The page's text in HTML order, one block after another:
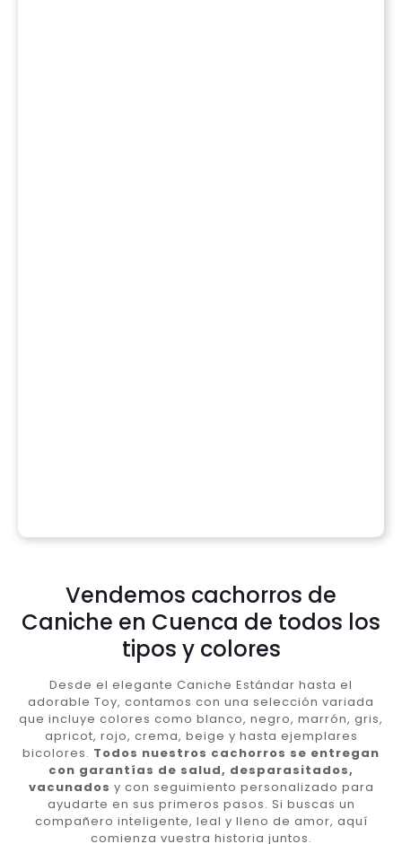
Vendemos cachorros de
Caniche en Cuenca de todos los
tipos y colores
Desde el elegante Caniche Estándar hasta el
adorable Toy, contamos con una selección variada
que incluye colores como blanco, negro, marrón, gris,
apricot, rojo, crema, beige y hasta ejemplares
bicolores. Todos nuestros cachorros se entregan
con garantías de salud, desparasitados,
vacunados y con seguimiento personalizado para
ayudarte en sus primeros pasos. Si buscas un
compañero inteligente, leal y lleno de amor, aquí
comienza vuestra historia juntos.